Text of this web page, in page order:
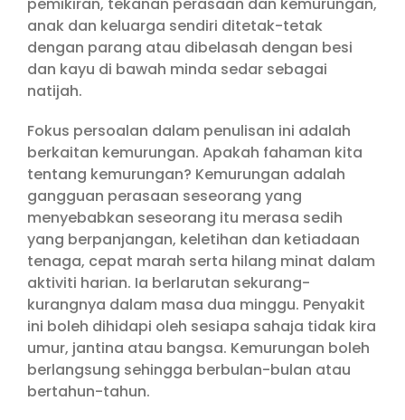
anak dan keluarga sendiri ditetak-tetak
dengan parang atau dibelasah dengan besi
dan kayu di bawah minda sedar sebagai
natijah.
Fokus persoalan dalam penulisan ini adalah
berkaitan kemurungan. Apakah fahaman kita
tentang kemurungan? Kemurungan adalah
gangguan perasaan seseorang yang
menyebabkan seseorang itu merasa sedih
yang berpanjangan, keletihan dan ketiadaan
tenaga, cepat marah serta hilang minat dalam
aktiviti harian. Ia berlarutan sekurang-
kurangnya dalam masa dua minggu. Penyakit
ini boleh dihidapi oleh sesiapa sahaja tidak kira
umur, jantina atau bangsa. Kemurungan boleh
berlangsung sehingga berbulan-bulan atau
bertahun-tahun.